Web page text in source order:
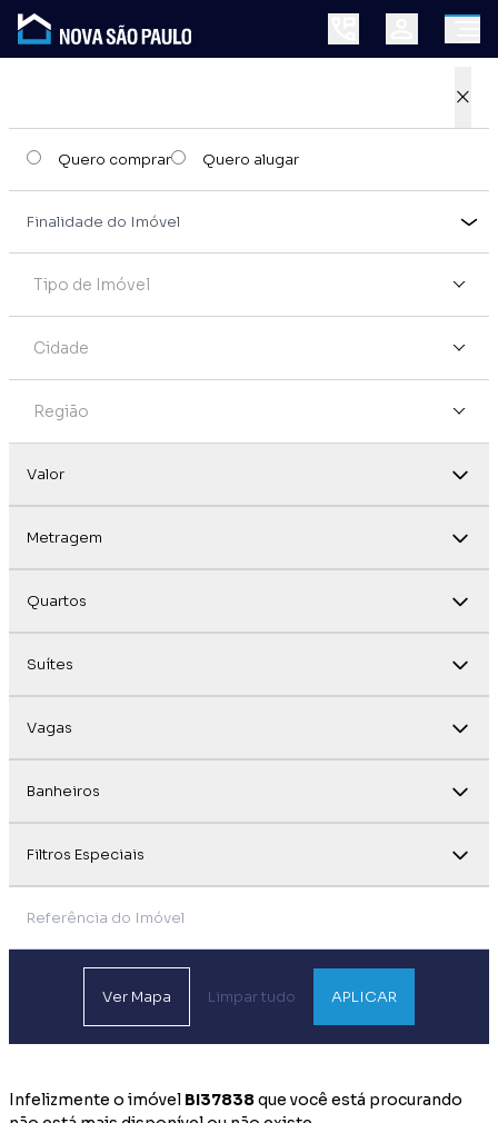
×
Quero comprar Quero alugar
Tipo de Imóvel
Cidade
Região
Valor
Metragem
Quartos
Suítes
Vagas
Banheiros
Filtros Especiais
Ver Mapa Limpar tudo APLICAR
Infelizmente o imóvel BI37838que você está procurando